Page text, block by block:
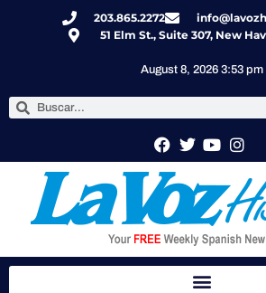
203.865.2272
51 Elm St., Suite 307, New
August 8, 2026 3:53 pm